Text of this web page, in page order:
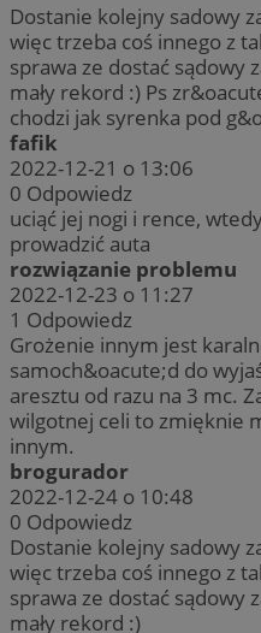
Dostanie kolejny sadowy
więc trzeba coś innego z
sprawa ze dostać sądowy
mały rekord :) Ps
chodzi jak syrenka pod
fafik
2022-12-21 o 13:06
0 Odpowiedz
uciąć jej nogi i rence,
prowadzić auta
rozwiązanie problemu
2022-12-23 o 11:27
1 Odpowiedz
Grożenie innym jest
samoch&oacute;d do
aresztu od razu na 3 mc.
wilgotnej celi to zmięknie
innym.
brogurador
2022-12-24 o 10:48
0 Odpowiedz
Dostanie kolejny sadowy
więc trzeba coś innego z
sprawa ze dostać sądowy
mały rekord :)